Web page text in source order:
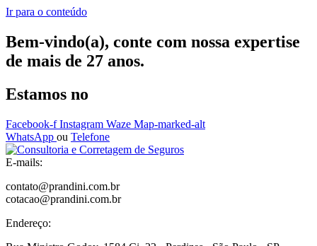
Ir para o conteúdo
Bem-vindo(a), conte com nossa expertise
de mais de 27 anos.
Estamos no
Facebook-f Instagram Waze Map-marked-alt
WhatsApp ou Telefone
E-mails:
contato@prandini.com.br
cotacao@prandini.com.br
Endereço: